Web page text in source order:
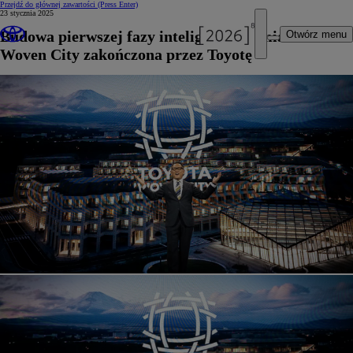
Przejdź do głównej zawartości (Press Enter)
Otwórz menu
23 stycznia 2025
Budowa pierwszej fazy inteligentnego miasta
Woven City zakończona przez Toyotę